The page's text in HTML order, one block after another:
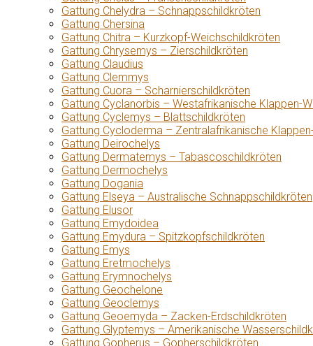
Gattung Chelydra – Schnappschildkröten
Gattung Chersina
Gattung Chitra – Kurzkopf-Weichschildkröten
Gattung Chrysemys – Zierschildkröten
Gattung Claudius
Gattung Clemmys
Gattung Cuora – Scharnierschildkröten
Gattung Cyclanorbis – Westafrikanische Klappen-
Gattung Cyclemys – Blattschildkröten
Gattung Cycloderma – Zentralafrikanische
Gattung Deirochelys
Gattung Dermatemys – Tabascoschildkröten
Gattung Dermochelys
Gattung Dogania
Gattung Elseya – Australische Schnappschildkröten
Gattung Elusor
Gattung Emydoidea
Gattung Emydura – Spitzkopfschildkröten
Gattung Emys
Gattung Eretmochelys
Gattung Erymnochelys
Gattung Geochelone
Gattung Geoclemys
Gattung Geoemyda – Zacken-Erdschildkröten
Gattung Glyptemys – Amerikanische
Gattung Gopherus – Gopherschildkröten